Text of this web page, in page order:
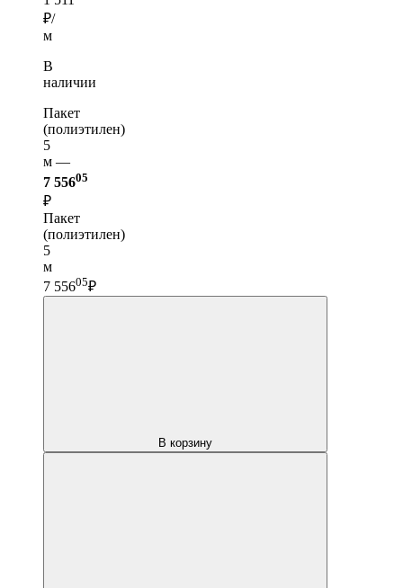
₽/
м
В
наличии
Пакет
(полиэтилен)
5
м —
7 55605
₽
Пакет
(полиэтилен)
5
м
7 55605₽
В корзину